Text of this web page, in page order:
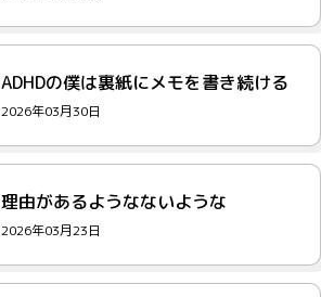
ADHDの僕は裏紙にメモを書き続ける
2026年03月30日
理由があるようなないような
2026年03月23日